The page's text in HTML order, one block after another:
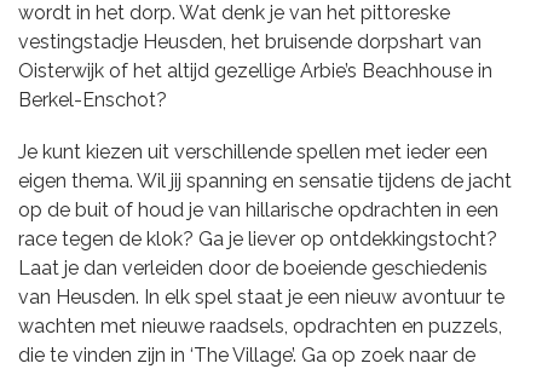
wordt in het dorp. Wat denk je van het pittoreske
vestingstadje Heusden, het bruisende dorpshart van
Oisterwijk of het altijd gezellige Arbie’s Beachhouse in
Berkel-Enschot?
Je kunt kiezen uit verschillende spellen met ieder een
eigen thema. Wil jij spanning en sensatie tijdens de jacht
op de buit of houd je van hillarische opdrachten in een
race tegen de klok? Ga je liever op ontdekkingstocht?
Laat je dan verleiden door de boeiende geschiedenis
van Heusden. In elk spel staat je een nieuw avontuur te
wachten met nieuwe raadsels, opdrachten en puzzels,
die te vinden zijn in ‘The Village’. Ga op zoek naar de